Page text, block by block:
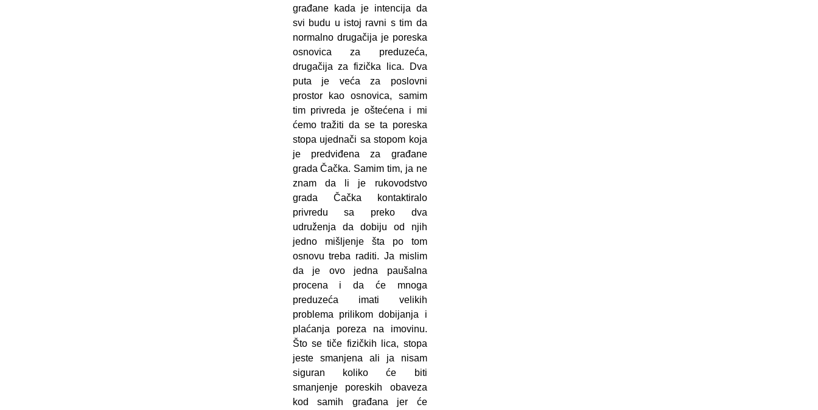
građane kada je intencija da
svi budu u istoj ravni s tim da
normalno drugačija je poreska
osnovica za preduzeća,
drugačija za fizička lica. Dva
puta je veća za poslovni
prostor kao osnovica, samim
tim privreda je oštećena i mi
ćemo tražiti da se ta poreska
stopa ujednači sa stopom koja
je predviđena za građane
grada Čačka. Samim tim, ja ne
znam da li je rukovodstvo
grada Čačka kontaktiralo
privredu sa preko dva
udruženja da dobiju od njih
jedno mišljenje šta po tom
osnovu treba raditi. Ja mislim
da je ovo jedna paušalna
procena i da će mnoga
preduzeća imati velikih
problema prilikom dobijanja i
plaćanja poreza na imovinu.
Što se tiče fizičkih lica, stopa
jeste smanjena ali ja nisam
siguran koliko će biti
smanjenje poreskih obaveza
kod samih građana jer će